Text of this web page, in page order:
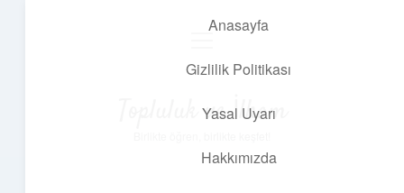
Anasayfa
Gizlilik Politikası
Yasal Uyarı
Hakkımızda
Topluluk ve İlham